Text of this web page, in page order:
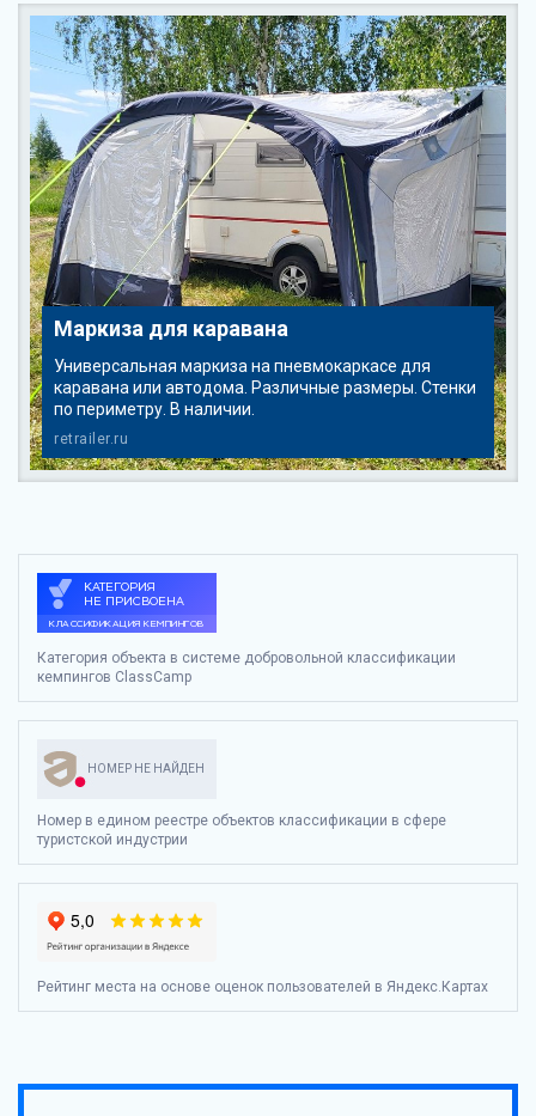
Маркиза для каравана
Универсальная маркиза на пневмокаркасе для
каравана или автодома. Различные размеры. Стенки
по периметру. В наличии.
retrailer.ru
Категория объекта в системе добровольной классификации
кемпингов ClassCamp
НОМЕР НЕ НАЙДЕН
Номер в едином реестре объектов классификации в сфере
туристской индустрии
Рейтинг места на основе оценок пользователей в Яндекс.Картах